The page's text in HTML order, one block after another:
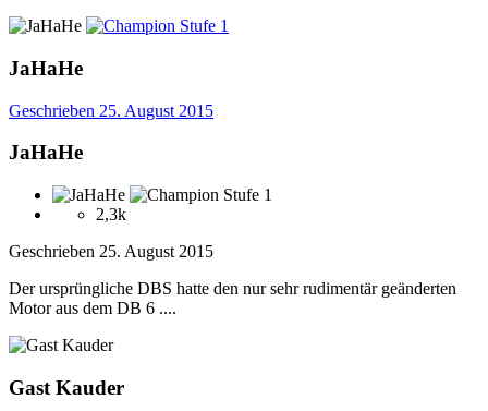
JaHaHe
Geschrieben 25. August 2015
JaHaHe
2,3k
Geschrieben 25. August 2015
Der ursprüngliche DBS hatte den nur sehr rudimentär geänderten
Motor aus dem DB 6 ....
Gast Kauder